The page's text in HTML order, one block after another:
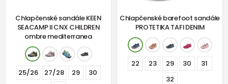
Chlapčenské sandále KEEN
SEACAMP II CNX CHILDREN
ombre mediterranea
25/26 27/28 29
30
Chlapčenské barefoot sandále
PROTETIKA TAFI DENIM
22 23 29 30
31
32